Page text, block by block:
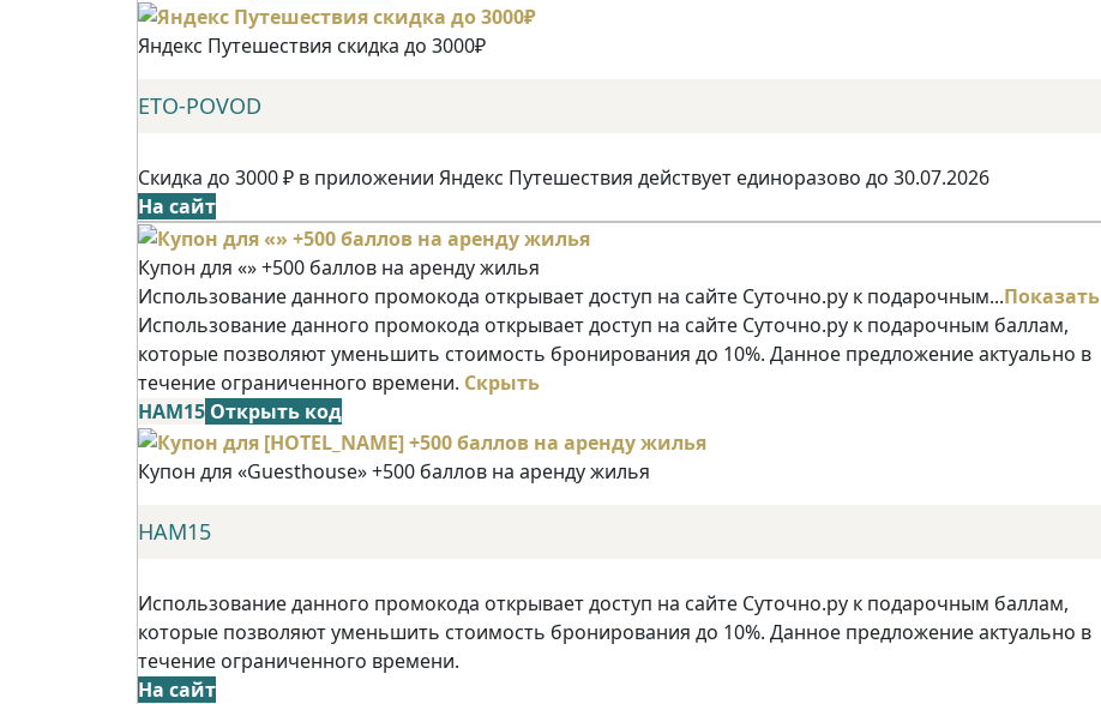
Яндекс Путешествия скидка до 3000₽
ETO-POVOD
Скидка до 3000 ₽ в приложении Яндекс Путешествия действует единоразово до 30.07.2026
На сайт
Купон для «» +500 баллов на аренду жилья
Использование данного промокода открывает доступ на сайте Суточно.ру к подарочным...Показать
Использование данного промокода открывает доступ на сайте Суточно.ру к подарочным баллам,
которые позволяют уменьшить стоимость бронирования до 10%. Данное предложение актуально в
течение ограниченного времени. Скрыть
НАМ15 Открыть код
Купон для «Guesthouse» +500 баллов на аренду жилья
НАМ15
Использование данного промокода открывает доступ на сайте Суточно.ру к подарочным баллам,
которые позволяют уменьшить стоимость бронирования до 10%. Данное предложение актуально в
течение ограниченного времени.
На сайт